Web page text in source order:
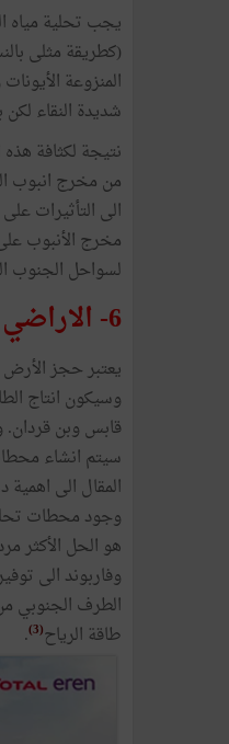
يجب تحلية مياه
(كطريقة مثلى
شديدة النقاء لكن بالمقابل يتم تصريف 50% من
نتيجة لكثافة
من مخرج انبوب
الى التأثيرات
مخرج الأنبوب
لسواحل الجنوب
6- الاراضي المستلزمة لمشروع انتاج الهيدروجين
يعتبر حجز الأرض
وسيكون انتاج
قابس وبن قردان.
سيتم انشاء
المقال الى
هو الحل الأكثر
وفاربوند الى
طاقة الرياح(3)
.